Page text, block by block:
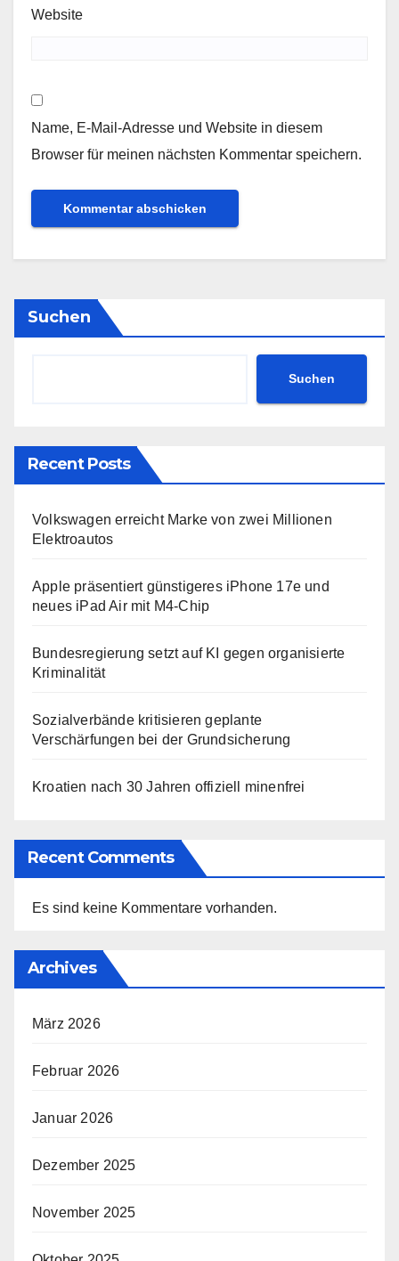
Website
Name, E-Mail-Adresse und Website in diesem
Browser für meinen nächsten Kommentar speichern.
Suchen
Suchen
Recent Posts
Volkswagen erreicht Marke von zwei Millionen
Elektroautos
Apple präsentiert günstigeres iPhone 17e und
neues iPad Air mit M4-Chip
Bundesregierung setzt auf KI gegen organisierte
Kriminalität
Sozialverbände kritisieren geplante
Verschärfungen bei der Grundsicherung
Kroatien nach 30 Jahren offiziell minenfrei
Recent Comments
Es sind keine Kommentare vorhanden.
Archives
März 2026
Februar 2026
Januar 2026
Dezember 2025
November 2025